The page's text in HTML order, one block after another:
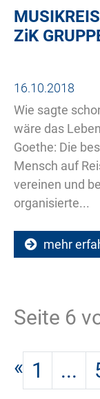
ZiK
16.10.2018
Wie sagte
wäre das
Goethe: Die
Mensch auf
vereinen und
organisierte...
mehr
Seite 6
« 1 ...